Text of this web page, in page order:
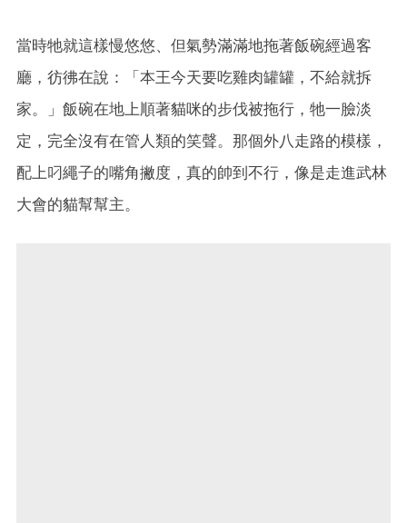
當時牠就這樣慢悠悠、但氣勢滿滿地拖著飯碗經過客
廳，彷彿在說：「本王今天要吃雞肉罐罐，不給就拆
家。」飯碗在地上順著貓咪的步伐被拖行，牠一臉淡
定，完全沒有在管人類的笑聲。那個外八走路的模樣，
配上叼繩子的嘴角撇度，真的帥到不行，像是走進武林
大會的貓幫幫主。